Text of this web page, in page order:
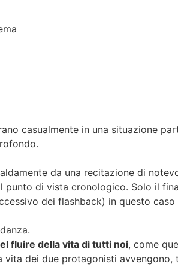
casualmente in una situazione
da una recitazione di
di vista cronologico. Solo il
dei flashback) in questo
fluire della vita di tutti noi, come
dei due protagonisti